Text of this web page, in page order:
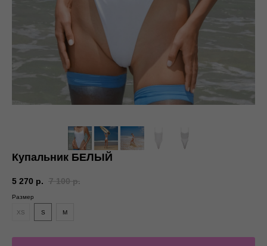
Купальник БЕЛЫЙ
5 270 р. 7 100 р.
Размер
XS S M